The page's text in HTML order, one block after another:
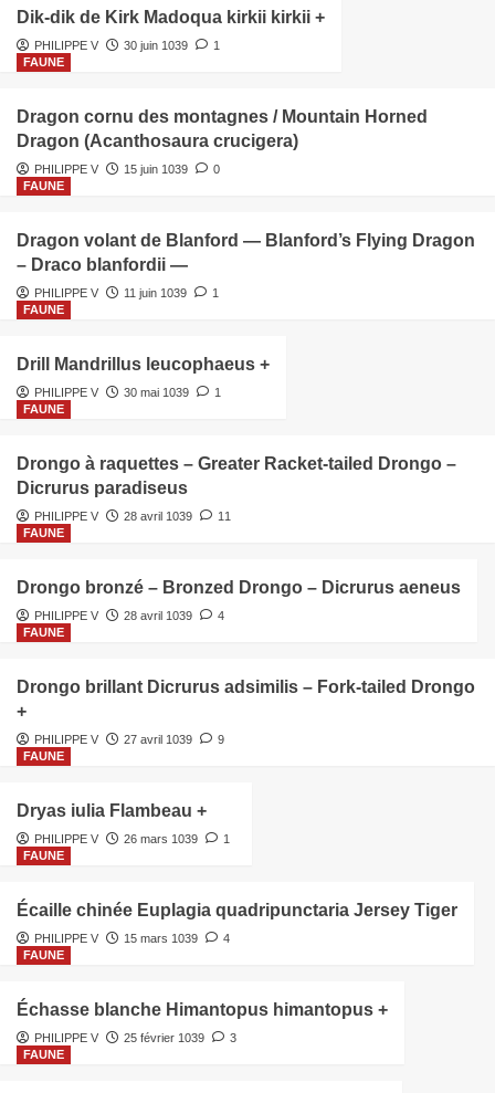
Dik-dik de Kirk Madoqua kirkii kirkii +
PHILIPPE V 30 juin 1039
1
FAUNE
Dragon cornu des montagnes / Mountain Horned
Dragon (Acanthosaura crucigera)
PHILIPPE V 15 juin 1039
0
FAUNE
Dragon volant de Blanford — Blanford’s Flying Dragon
– Draco blanfordii —
PHILIPPE V 11 juin 1039
1
FAUNE
Drill Mandrillus leucophaeus +
PHILIPPE V 30 mai 1039
1
FAUNE
Drongo à raquettes – Greater Racket-tailed Drongo –
Dicrurus paradiseus
PHILIPPE V 28 avril 1039
11
FAUNE
Drongo bronzé – Bronzed Drongo – Dicrurus aeneus
PHILIPPE V 28 avril 1039
4
FAUNE
Drongo brillant Dicrurus adsimilis – Fork-tailed Drongo
+
PHILIPPE V 27 avril 1039
9
FAUNE
Dryas iulia Flambeau +
PHILIPPE V 26 mars 1039
1
FAUNE
Écaille chinée Euplagia quadripunctaria Jersey Tiger
PHILIPPE V 15 mars 1039
4
FAUNE
Échasse blanche Himantopus himantopus +
PHILIPPE V 25 février 1039
3
FAUNE